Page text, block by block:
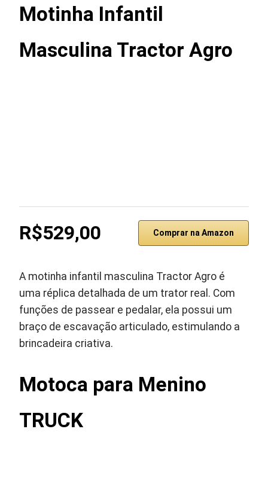
Motinha Infantil
Masculina Tractor Agro
R$529,00 Comprar na Amazon
A motinha infantil masculina Tractor Agro é
uma réplica detalhada de um trator real. Com
funções de passear e pedalar, ela possui um
braço de escavação articulado, estimulando a
brincadeira criativa.
Motoca para Menino
TRUCK